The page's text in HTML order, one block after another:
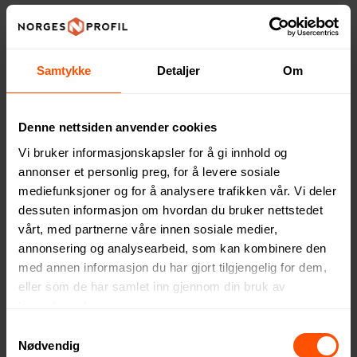
Samtykke Detaljer Om
Denne nettsiden anvender cookies
Vi bruker informasjonskapsler for å gi innhold og
annonser et personlig preg, for å levere sosiale
mediefunksjoner og for å analysere trafikken vår. Vi deler
dessuten informasjon om hvordan du bruker nettstedet
vårt, med partnerne våre innen sosiale medier,
annonsering og analysearbeid, som kan kombinere den
med annen informasjon du har gjort tilgjengelig for dem,
eller som de har samlet inn gjennom din bruk av
Nødvendig
Göteborg TSA Reiselås
110 NOK ved 500 stk.
Gjermund Rund
Kombinasjonslås med Kabel
50.50 NOK